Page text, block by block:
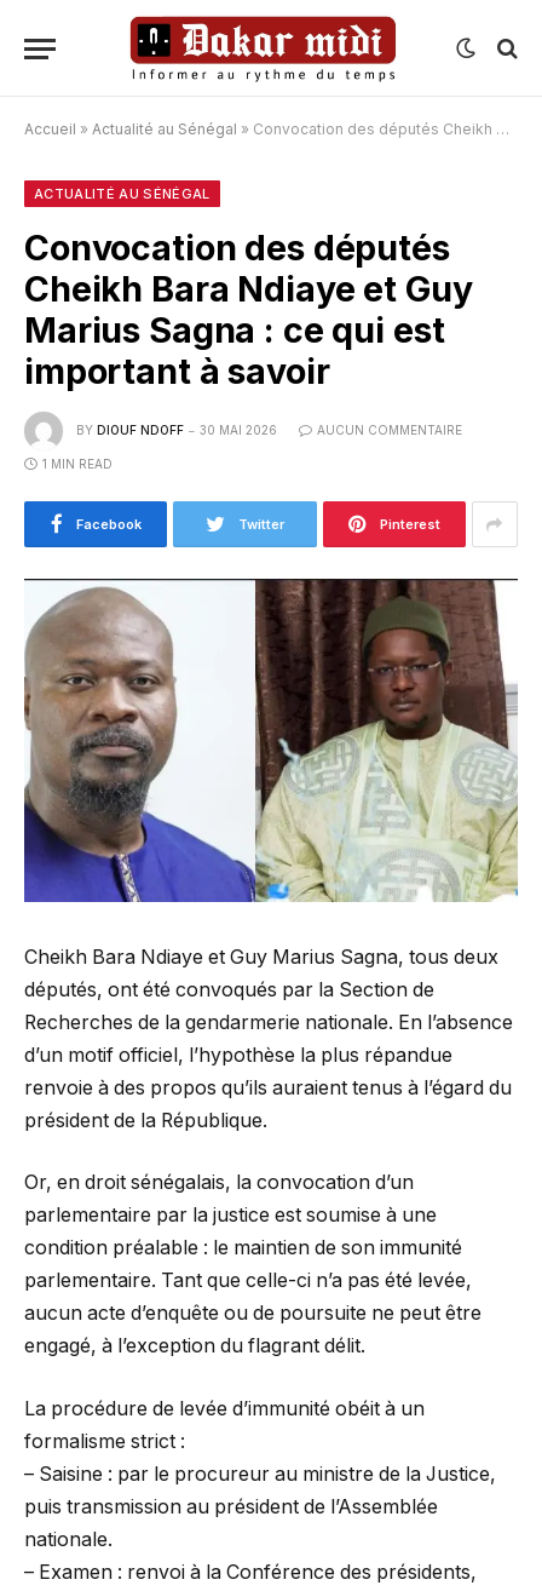
Accueil » Actualité au Sénégal » Convocation des députés Cheikh Bara Ndiaye et Guy Marius Sagna : ce qui est important à savoir
ACTUALITÉ AU SÉNÉGAL
Convocation des députés
Cheikh Bara Ndiaye et Guy
Marius Sagna : ce qui est
important à savoir
BY DIOUF NDOFF 30 MAI 2026 AUCUN COMMENTAIRE
1 MIN READ
Facebook Twitter Pinterest
Cheikh Bara Ndiaye et Guy Marius Sagna, tous deux
députés, ont été convoqués par la Section de
Recherches de la gendarmerie nationale. En l’absence
d’un motif officiel, l’hypothèse la plus répandue
renvoie à des propos qu’ils auraient tenus à l’égard du
président de la République.
Or, en droit sénégalais, la convocation d’un
parlementaire par la justice est soumise à une
condition préalable : le maintien de son immunité
parlementaire. Tant que celle-ci n’a pas été levée,
aucun acte d’enquête ou de poursuite ne peut être
engagé, à l’exception du flagrant délit.
La procédure de levée d’immunité obéit à un
formalisme strict :
– Saisine : par le procureur au ministre de la Justice,
puis transmission au président de l’Assemblée
nationale.
– Examen : renvoi à la Conférence des présidents,